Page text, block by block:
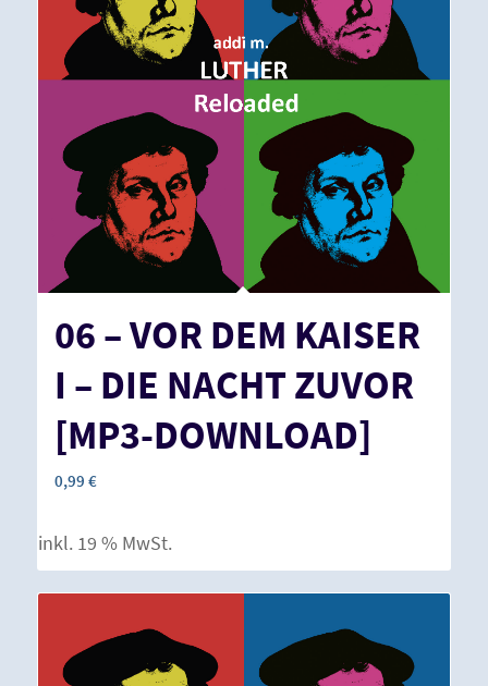
06 – VOR DEM KAISER
I – DIE NACHT ZUVOR
[MP3-DOWNLOAD]
0,99 €
inkl. 19 % MwSt.